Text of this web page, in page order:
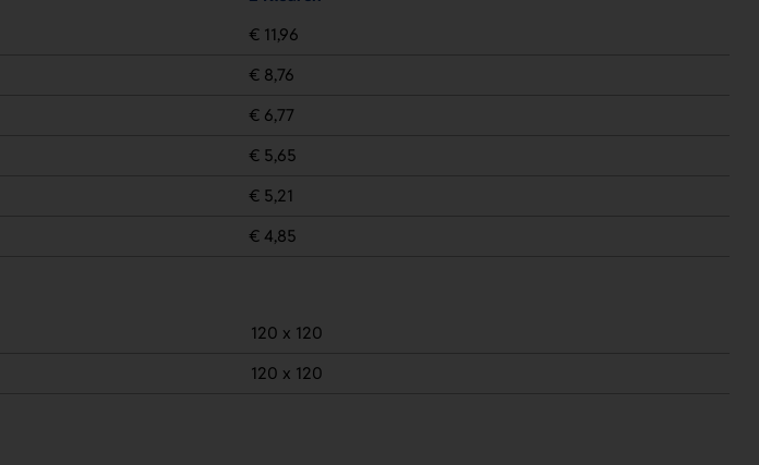
€ 11,96
€ 8,76
€ 6,77
€ 5,65
€ 5,21
€ 4,85
120 x 120
120 x 120